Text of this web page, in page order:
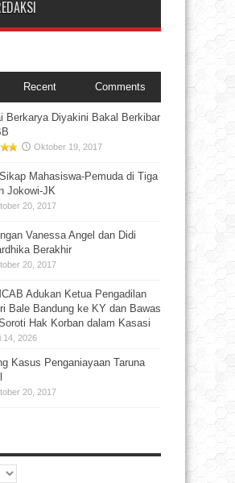
Recent Comments
Berkarya Diyakini Bakal Berkibar
Oktober 19, 2017
Mahasiswa-Pemuda di Tiga
Jokowi-JK
20, 2017
Vanessa Angel dan Didi
Berakhir
20, 2017
Adukan Ketua Pengadilan
Bale Bandung ke KY dan Bawas
Hak Korban dalam Kasasi
14, 2026
Kasus Penganiayaan Taruna
20, 2017